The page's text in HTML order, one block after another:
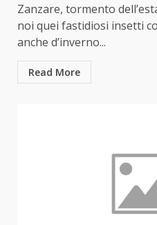
Zanzare, tormento
noi quei fastidiosi insetti
anche d’inverno...
Read More